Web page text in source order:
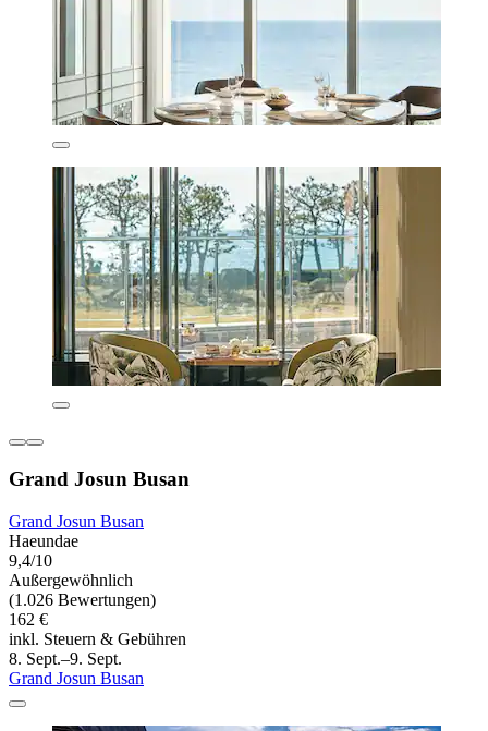
Grand Josun Busan
Grand Josun Busan
Haeundae
9,4/10
Außergewöhnlich
(1.026 Bewertungen)
162 €
inkl. Steuern & Gebühren
8. Sept.–9. Sept.
Grand Josun Busan